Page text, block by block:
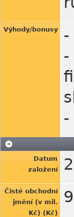
Výhody/bonusy
-
-
-
Datum
založení
Čisté obchodní
jmění (v mil.
Kč) (Kč)